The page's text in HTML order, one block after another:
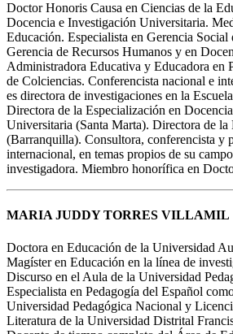
Doctor Honoris Causa en Ciencias de la
Docencia e Investigación Universitaria.
Educación. Especialista en Gerencia Social
Gerencia de Recursos Humanos y en
Administradora Educativa y Educadora en
de Colciencias. Conferencista nacional e
es directora de investigaciones en la
Directora de la Especialización en
Universitaria (Santa Marta). Directora de la
(Barranquilla). Consultora, conferencista y
internacional, en temas propios de su
investigadora. Miembro honorífica en
MARIA JUDDY TORRES VILLAMIL
Doctora en Educación de la Universidad
Magíster en Educación en la línea de
Discurso en el Aula de la Universidad
Especialista en Pedagogía del Español
Universidad Pedagógica Nacional y
Literatura de la Universidad Distrital